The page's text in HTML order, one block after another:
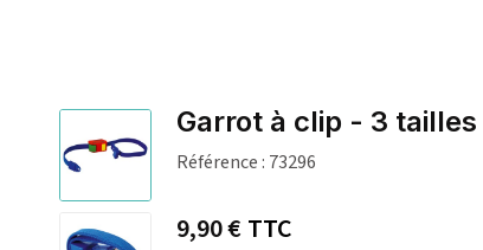
Garrot à clip - 3 tailles
Référence : 73296
9,90 €TTC